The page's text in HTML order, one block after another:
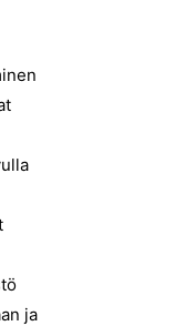
ja